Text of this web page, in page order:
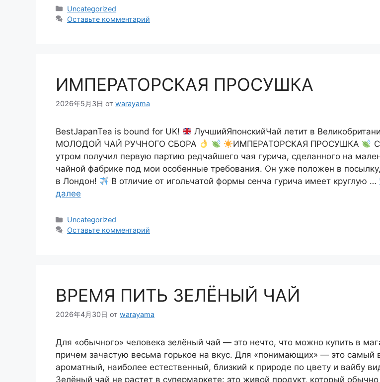
Рубрики
Uncategorized
Оставьте комментарий
ИМПЕРАТОРСКАЯ ПРОСУШКА
2026年5月3日 от warayama
BestJapanTea is bound for UK!
ЛучшийЯпонскийЧай летит в
МОЛОДОЙ ЧАЙ РУЧНОГО СБОРА
ИМПЕРАТОРСКАЯ ПРОСУШКА
утром получил первую партию редчайшего чая гурича, сделанного на
чайной фабрике под мои особенные требования. Он уже положен в
в Лондон!
В отличие от игольчатой формы сенча гурича имеет круглую …
далее
Рубрики
Uncategorized
Оставьте комментарий
ВРЕМЯ ПИТЬ ЗЕЛЁНЫЙ ЧАЙ
2026年4月30日 от warayama
Для «обычного» человека зелёный чай — это нечто, что можно купить в
причем зачастую весьма горькое на вкус. Для «понимающих» — это самый
ароматный, наиболее естественный, близкий к природе по цвету и вайбу
Зелёный чай не растет в супермаркете: это живой продукт, который обычно